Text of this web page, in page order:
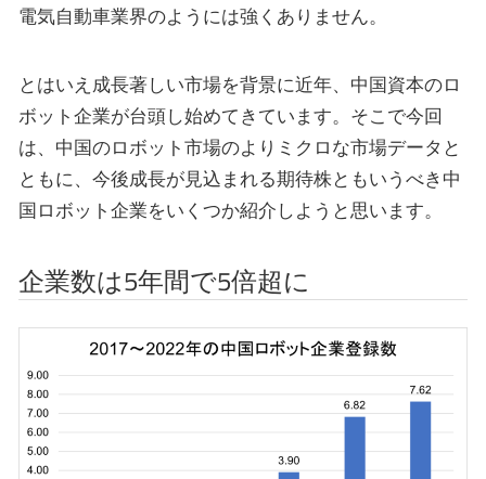
電気自動車業界のようには強くありません。
とはいえ成長著しい市場を背景に近年、中国資本のロ
ボット企業が台頭し始めてきています。そこで今回
は、中国のロボット市場のよりミクロな市場データと
ともに、今後成長が見込まれる期待株ともいうべき中
国ロボット企業をいくつか紹介しようと思います。
企業数は5年間で5倍超に